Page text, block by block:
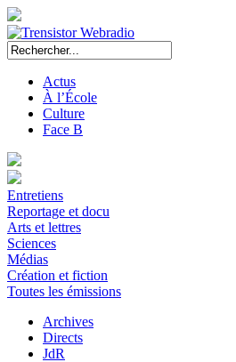
Actus
À l’École
Culture
Face B
Entretiens
Reportage et docu
Arts et lettres
Sciences
Médias
Création et fiction
Toutes les émissions
Archives
Directs
JdR